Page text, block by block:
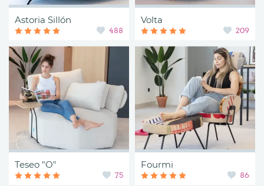
Astoria Sillón
488
Volta
209
Teseo "O"
75
Fourmi
86